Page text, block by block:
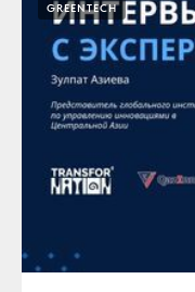
GREENTECH